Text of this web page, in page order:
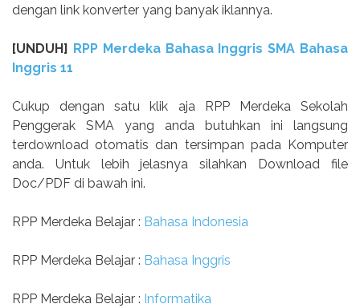
dengan link konverter yang banyak iklannya.
[UNDUH]
RPP Merdeka Bahasa Inggris SMA Bahasa
Inggris 11
Cukup dengan satu klik aja RPP Merdeka Sekolah
Penggerak SMA yang anda butuhkan ini langsung
terdownload otomatis dan tersimpan pada Komputer
anda. Untuk lebih jelasnya silahkan Download file
Doc/PDF di bawah ini.
RPP Merdeka Belajar : Bahasa Indonesia
RPP Merdeka Belajar : Bahasa Inggris
RPP Merdeka Belajar : Informatika